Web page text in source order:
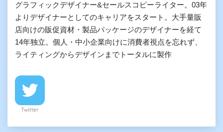
グラフィックデザイナー&セールスコピーライター。03年
よりデザイナーとしてのキャリアをスタート。大手量販
店向けの販促資材・製品パッケージのデザイナーを経て
14年独立。個人・中小企業向けに消費者視点を忘れず、
ライティングからデザインまでトータルに製作
Twitter